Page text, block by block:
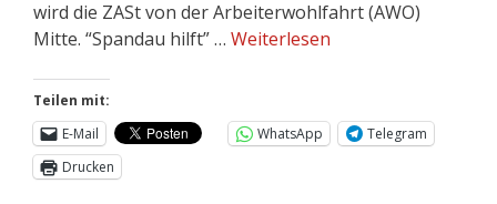
wird die ZASt von der Arbeiterwohlfahrt (AWO)
Mitte. “Spandau hilft” … Weiterlesen
Teilen mit:
E-Mail
WhatsApp
Telegram
Drucken